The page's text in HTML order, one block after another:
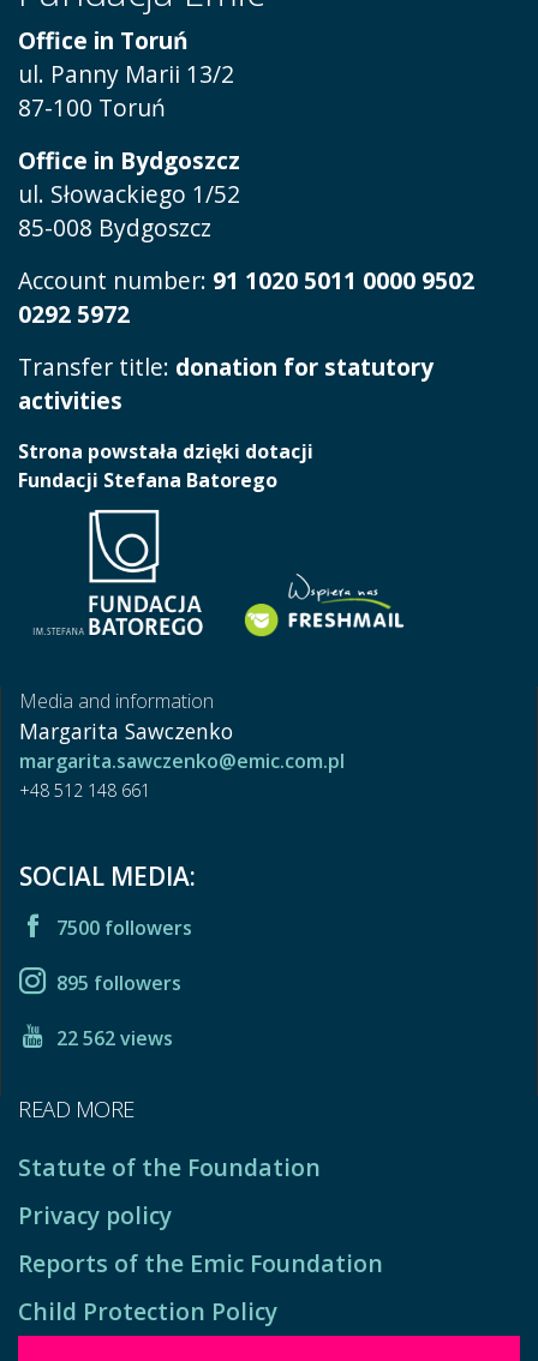
Office in Toruń
ul. Panny Marii 13/2
87-100 Toruń
Office in Bydgoszcz
ul. Słowackiego 1/52
85-008 Bydgoszcz
Account number: 91 1020 5011 0000 9502
0292 5972
Transfer title: donation for statutory
activities
Strona powstała dzięki dotacji
Fundacji Stefana Batorego
Media and information
Margarita Sawczenko
margarita.sawczenko@emic.com.pl
+48 512 148 661
SOCIAL MEDIA:
7500 followers
895 followers
22 562 views
READ MORE
Statute of the Foundation
Privacy policy
Reports of the Emic Foundation
Child Protection Policy